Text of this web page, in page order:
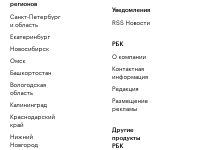
регионов
Санкт-Петербург
и область
Екатеринбург
Новосибирск
Омск
Башкортостан
Вологодская
область
Калининград
Краснодарский
край
Нижний
Новгород
Уведомления
RSS Новости
РБК
О компании
Контактная
информация
Редакция
Размещение
рекламы
Другие
продукты
РБК